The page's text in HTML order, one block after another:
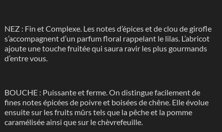
NEZ : Fin et Complexe. Les notes d’épices et de clou de girofle
s’accompagnent d’un parfum floral rappelant le lilas. L’abricot
ajoute une touche fruitée qui saura ravir les plus gourmands
d’entre vous.
BOUCHE : Puissante et ferme. On distingue facilement de
fines notes épicées de poivre et boisées de chêne. Elle évolue
ensuite sur les fruits mûrs tels que la pêche et la pomme
caramélisée ainsi que sur le chèvrefeuille.